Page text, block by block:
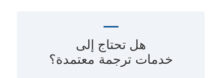
هل تحتاج إلى
خدمات ترجمة معتمدة؟